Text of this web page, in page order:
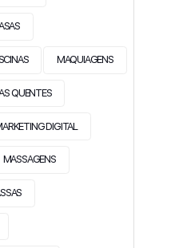
MAQUIAGENS
QUENTES
DIGITAL
MASSAGENS